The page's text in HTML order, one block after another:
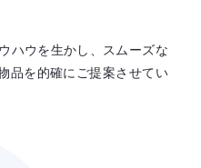
ハウを生かし、スムーズな
品を的確にご提案させてい